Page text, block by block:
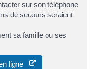
sur son téléphone
de secours seraient
sa famille ou ses
ligne